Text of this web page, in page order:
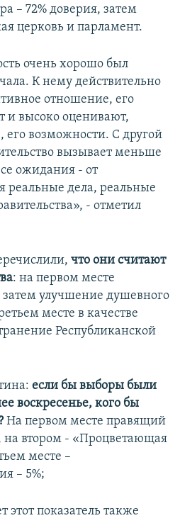
– 72% доверия, затем
церковь и парламент.
очень хорошо был
К нему действительно
отношение, его
высоко оценивают,
его возможности. С другой
вызывает меньше
ожидания - от
реальные дела, реальные
- отметил
что они считают
: на первом месте
улучшение душевного
месте в качестве
Республиканской
если бы выборы были
воскресенье, кого бы
На первом месте правящий
на втором - «Процветающая
месте –
– 5%;
этот показатель также